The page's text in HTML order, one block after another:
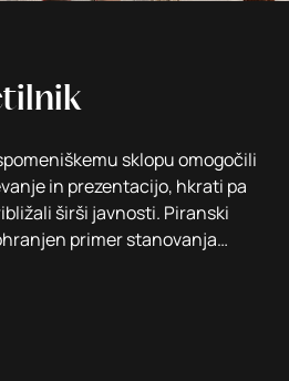
sklopu omogočili
in prezentacijo, hkrati pa
širši javnosti. Piranski
primer stanovanja